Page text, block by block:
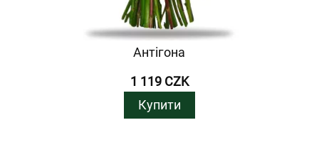
Антігона
1 119 CZK
Купити